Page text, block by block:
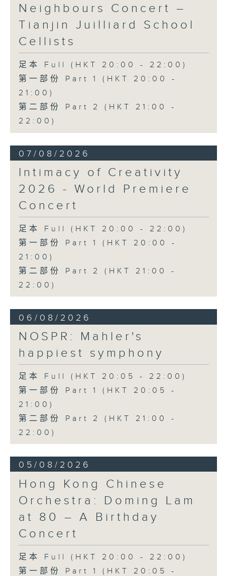
F大調第二大提琴奏鳴曲，作品99 (25’)
樸柏
巴格尼尼
羅西尼《摩西在埃及》主題變奏曲（為四把
大提琴改編） (8’)
香港演藝學院主辦
2026年4月20日香港演藝學院區永熙音樂廳
錄音
錄音由香港演藝學院提供
柏林愛樂：索奇耶夫指揮白遼士幻想交響曲
賓迪斯–鮑格利（小提琴）｜德利佩萊爾（大
提琴）
柏林愛樂樂團｜索奇耶夫（指揮）
孟德爾遜
布拉姆斯
A小調小提琴與大提琴雙重協奏曲，作品102
(34’)
白遼士
《幻想交響曲》，作品14 (53’)
2026年2月27日柏林愛樂廳錄音
Neighbours Concert –
Tianjin Juilliard School
Cellists
足本 Full (HKT 20:00 - 22:00)
第一部份 Part 1 (HKT 20:00 -
21:00)
第二部份 Part 2 (HKT 21:00 -
22:00)
07/08/2026
Intimacy of Creativity
2026 - World Premiere
Concert
足本 Full (HKT 20:00 - 22:00)
第一部份 Part 1 (HKT 20:00 -
21:00)
第二部份 Part 2 (HKT 21:00 -
22:00)
06/08/2026
NOSPR: Mahler's
happiest symphony
足本 Full (HKT 20:05 - 22:00)
第一部份 Part 1 (HKT 20:05 -
21:00)
第二部份 Part 2 (HKT 21:00 -
22:00)
05/08/2026
Hong Kong Chinese
Orchestra: Doming Lam
at 80 – A Birthday
Concert
足本 Full (HKT 20:00 - 22:00)
第一部份 Part 1 (HKT 20:05 -